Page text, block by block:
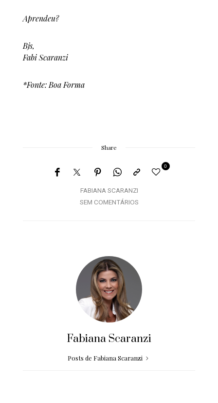
Aprendeu?
Bjs,
Fabi Scaranzi
*Fonte: Boa Forma
Share
FABIANA SCARANZI
0
SEM COMENTÁRIOS
Fabiana Scaranzi
Posts de Fabiana Scaranzi